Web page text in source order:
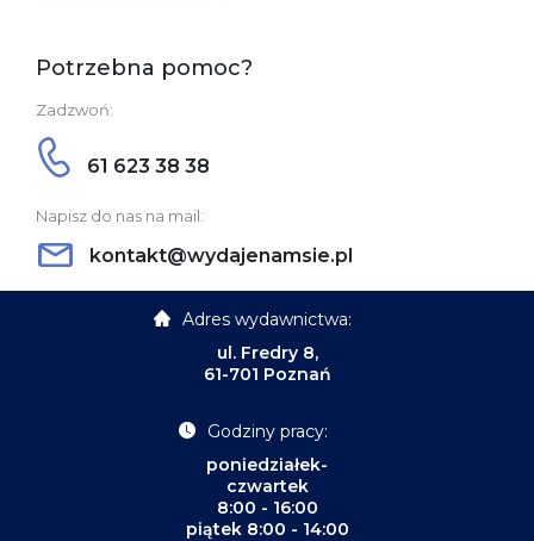
Potrzebna pomoc?
Zadzwoń:
61 623 38 38
Napisz do nas na mail:
kontakt@wydajenamsie.pl
Adres wydawnictwa:
ul. Fredry 8,
61-701 Poznań
Godziny pracy:
poniedziałek-
czwartek
8:00 - 16:00
piątek 8:00 - 14:00